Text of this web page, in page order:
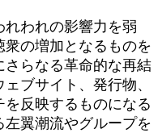
われの影響力を弱
の増加となるものを
らなる革命的な再結
ブサイト、発行物、
反映するものになる
翼潮流やグループを